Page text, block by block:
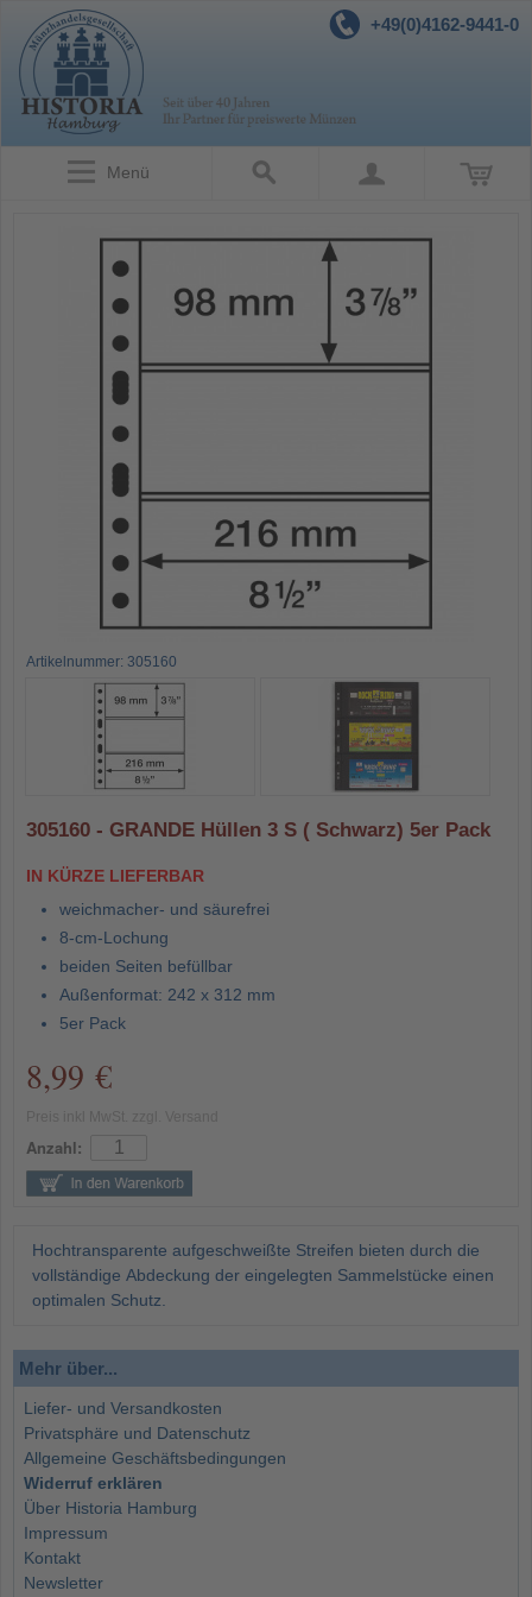
+49(0)4162-9441-0
Menü
Artikelnummer: 305160
305160 - GRANDE Hüllen 3 S ( Schwarz) 5er Pack
IN KÜRZE LIEFERBAR
weichmacher- und säurefrei
8-cm-Lochung
beiden Seiten befüllbar
Außenformat: 242 x 312 mm
5er Pack
8,99 €
Anzahl:
Hochtransparente aufgeschweißte Streifen bieten durch die
vollständige Abdeckung der eingelegten Sammelstücke einen
optimalen Schutz.
Mehr über...
Liefer- und Versandkosten
Privatsphäre und Datenschutz
Allgemeine Geschäftsbedingungen
Widerruf erklären
Über Historia Hamburg
Impressum
Kontakt
Newsletter